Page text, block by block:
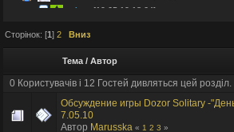
velvon
[19 05 19:18:04]:
velvon [08 05 02:23:45]: Да старые мы
Montes [06 05 23:19:57]
velvon [17 04 14:25:32]: Да, что-то
vovoshka
[04 04 11:10:57]
під ностальджі
vovoshka
Сторінок: [1]2 Вниз
Тема/ Автор
0 Користувачів і 12 Гостей дивляться цей розділ.
Обсуждение игры Dozor Solitary -
7.05.10
Автор Marusska « 1 2 3 »